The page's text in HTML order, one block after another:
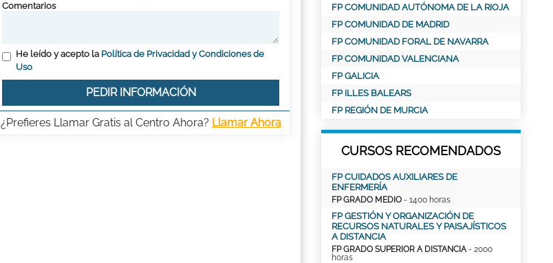
Comentarios
He leído y acepto la Política de Privacidad y Condiciones de
Uso
PEDIR INFORMACIÓN
¿Prefieres Llamar Gratis al Centro Ahora? Llamar Ahora
FP COMUNIDAD AUTÓNOMA DE LA RIOJA
FP COMUNIDAD DE MADRID
FP COMUNIDAD FORAL DE NAVARRA
FP COMUNIDAD VALENCIANA
FP GALICIA
FP ILLES BALEARS
FP REGIÓN DE MURCIA
CURSOS RECOMENDADOS
FP CUIDADOS AUXILIARES DE
ENFERMERÍA
FP GRADO MEDIO - 1400 horas
FP GESTIÓN Y ORGANIZACIÓN DE
RECURSOS NATURALES Y PAISAJÍSTICOS
A DISTANCIA
FP GRADO SUPERIOR A DISTANCIA- 2000
horas